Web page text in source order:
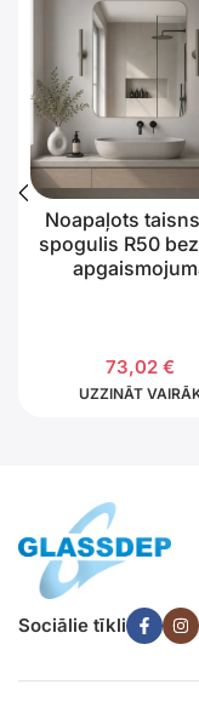
Noapaļots
spogulis R50
73,02 €
UZZINĀT
Sociālie tīkli